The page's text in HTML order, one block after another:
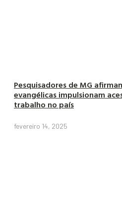
Pesquisadores de MG
evangélicas impulsionam
trabalho no país
fevereiro 14, 2025